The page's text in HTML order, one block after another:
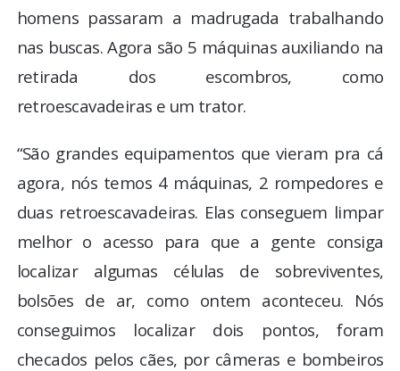
homens passaram a madrugada trabalhando
nas buscas. Agora são 5 máquinas auxiliando na
retirada dos escombros, como
retroescavadeiras e um trator.
“São grandes equipamentos que vieram pra cá
agora, nós temos 4 máquinas, 2 rompedores e
duas retroescavadeiras. Elas conseguem limpar
melhor o acesso para que a gente consiga
localizar algumas células de sobreviventes,
bolsões de ar, como ontem aconteceu. Nós
conseguimos localizar dois pontos, foram
checados pelos cães, por câmeras e bombeiros